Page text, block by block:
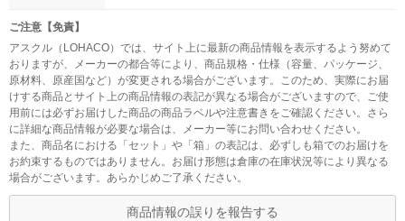
ご注意【免責】
アスクル（LOHACO）では、サイト上に最新の商品情報を表示するよう努めて
おりますが、メーカーの都合等により、商品規格・仕様（容量、パッケージ、
原材料、原産国など）が変更される場合がございます。このため、実際にお届
けする商品とサイト上の商品情報の表記が異なる場合がございますので、ご使
用前には必ずお届けした商品の商品ラベルや注意書きをご確認ください。さら
に詳細な商品情報が必要な場合は、メーカー等にお問い合わせください。
また、商品名における「セット」や「箱」の表記は、必ずしも箱でのお届けを
お約束するものではありません。お届け形態は倉庫の在庫状況等により異なる
場合がございます。あらかじめご了承ください。
商品情報の誤りを報告する